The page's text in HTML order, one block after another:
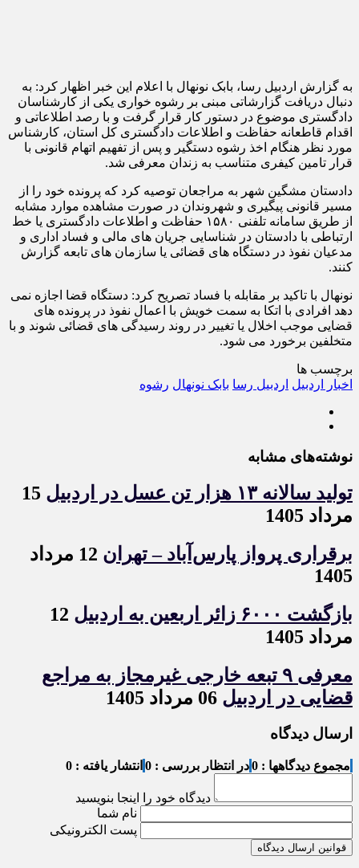
به گزارش اردبیل رسا، بابک نونهال با اعلام این خبر اظهار کرد: به
دنبال دریافت گزارشاتی مبنی بر رشوه خواری یکی از کارشناسان
دادگستری موضوع در دستور کار قرار گرفت و با رصد اطلاعاتی و
اقدام قاطعانه حفاظت و اطلاعات دادگستری کل استان، کارشناس
مورد نظر هنگام اخذ رشوه دستگیر و پس از تفهیم اتهام قانونی با
قرار تامین کیفری متناسب به زندان معرفی شد.
دادستان مشگین شهر به مراجعان توصیه کرد که پرونده خود را از
مسیر قانونی پیگیری و شهروندان در صورت مشاهده موارد مشابه
از طریق سامانه تلفنی ۱۵۸۰ حفاظت و اطلاعات دادگستری یا خط
ارتباطی با دادستان در شناسایی جریان های مالی و فساد اداری و
مدعیان نفوذ در دستگاه های قضائی یا سازمان های تابعه گزارش
کنند.
نونهال با تاکید بر مقابله با فساد تصریح کرد: دستگاه قضا اجازه نمی
دهد افرادی با اتکا به سمت خویش با اعمال نفوذ در پرونده های
قضایی موجب اخلال یا تغییر در روند رسیدگی های قضائی شوند و با
متخلفین برخورد می شود.
برچسب ها
اخبار اردبیل اردبیل رسا بابک نونهال رشوه
نوشته‌های مشابه
تولید سالانه ۱۳ هزار تن عسل در اردبیل
15
مرداد 1405
برقراری پرواز پارس‌آباد – تهران
12 مرداد
1405
بازگشت ۶۰۰۰ زائر اربعین به اردبیل
12
مرداد 1405
معرفی ۹ تبعه خارجی غیرمجاز به مراجع
قضایی در اردبیل
ارسال دیدگاه
مجموع دیدگاهها : 0 در انتظار بررسی : 0 انتشار یافته : 0
دیدگاه خود را اینجا بنویسید
نام شما
پست الکترونیکی
قوانین ارسال دیدگاه